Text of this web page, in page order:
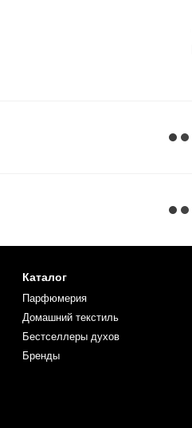
Каталог
Парфюмерия
Домашний текстиль
Бестселлеры духов
Бренды